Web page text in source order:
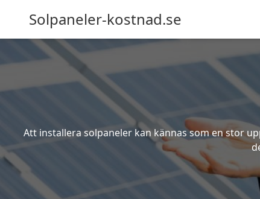
Solpaneler-kostnad.se
Att installera solpaneler kan kännas som en stor